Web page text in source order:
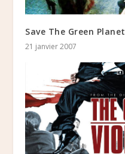
Save The Green Planet
21 janvier 2007